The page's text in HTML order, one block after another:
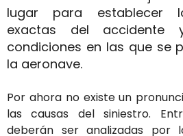
lugar para establecer
exactas del accidente
condiciones en las que se
la aeronave.
Por ahora no existe un
las causas del siniestro.
deberán ser analizadas por